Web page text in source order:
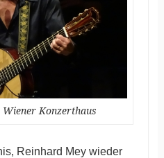
Konzerthaus
Reinhard Mey wieder